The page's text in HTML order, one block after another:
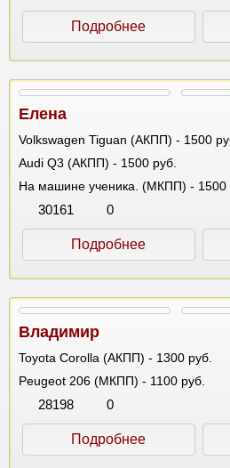
Подробнее
Елена
Volkswagen Tiguan (АКПП) - 1500
Audi Q3 (АКПП) - 1500 руб.
На машине ученика. (МКПП) - 1500
30161 0
Подробнее
Владимир
Toyota Corolla (АКПП) - 1300 руб.
Peugeot 206 (МКПП) - 1100 руб.
28198 0
Подробнее